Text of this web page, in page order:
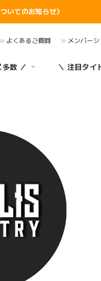
いてのお知らせ〉
よくあるご質問 メンバー
数 ／ ＼ 注目タイ